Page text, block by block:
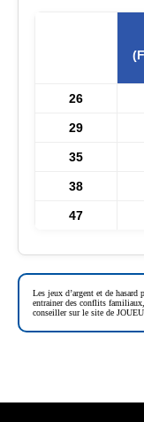
26
29
35
38
47
Les jeux d’argent et de hasard
entrainer des conflits
conseiller sur le site de